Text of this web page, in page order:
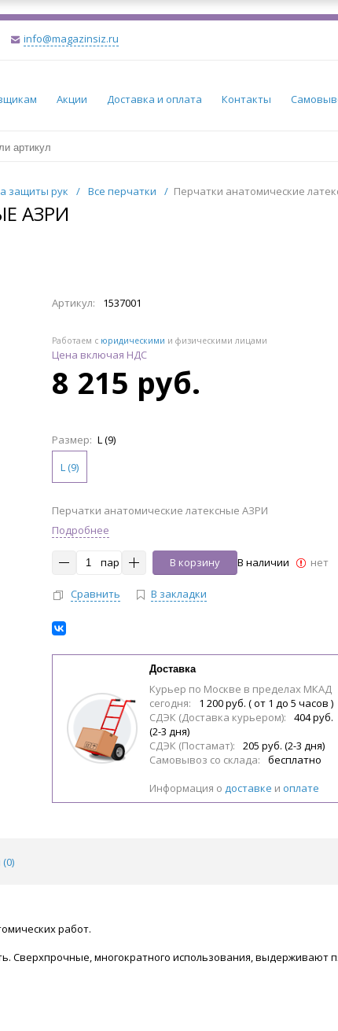
info@magazinsiz.ru
Акции Доставка и оплата Контакты
защиты рук / Все перчатки / Перчатки анатомические
АЗРИ
Артикул: 1537001
Работаем с юридическими и физическими лицами
Цена включая НДС
8 215 руб.
Размер: L (9)
L (9)
Перчатки анатомические латексные АЗРИ
Подробнее
пар В корзину В наличии нет
Сравнить В закладки
Доставка
Курьер по Москве в пределах МКАД
сегодня:
1 200 руб. ( от 1 до 5 часов )
СДЭК (Доставка курьером):
404 руб.
(2-3 дня)
СДЭК (Постамат):
205 руб. (2-3 дня)
Самовывоз со склада:
бесплатно
Информация о доставке и оплате
(0)
работ.
Сверхпрочные, многократного использования,